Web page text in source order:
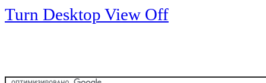
Turn Desktop View Off